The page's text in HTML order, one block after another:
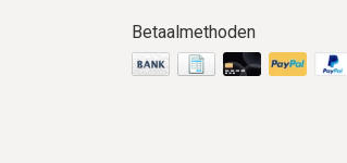
Betaalmethoden